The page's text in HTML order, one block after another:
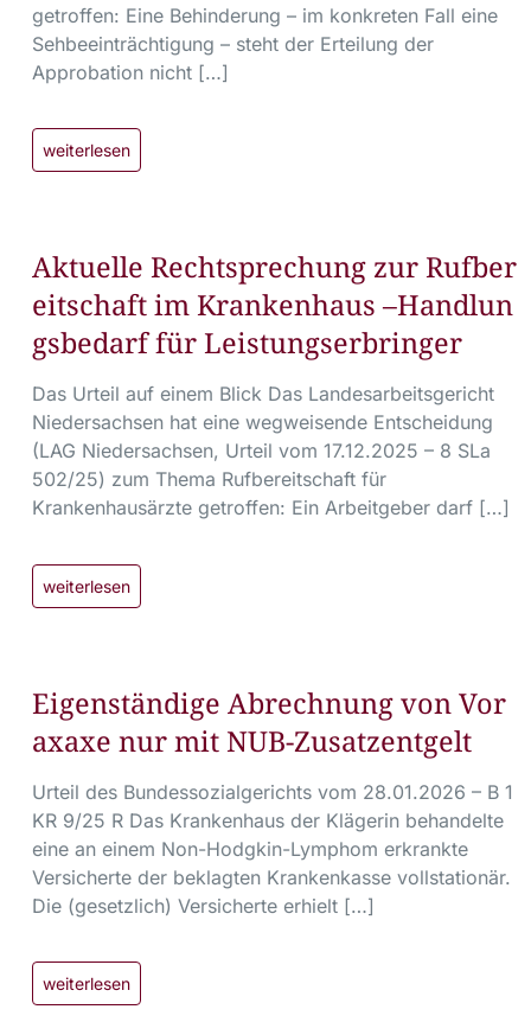
getroffen: Eine Behinderung – im konkreten Fall eine
Sehbeeinträchtigung – steht der Erteilung der
Approbation nicht […]
weiterlesen
Aktuelle Rechtsprechung zur Rufber
eitschaft im Krankenhaus –Handlun
gsbedarf für Leistungserbringer
Das Urteil auf einem Blick Das Landesarbeitsgericht
Niedersachsen hat eine wegweisende Entscheidung
(LAG Niedersachsen, Urteil vom 17.12.2025 – 8 SLa
502/25) zum Thema Rufbereitschaft für
Krankenhausärzte getroffen: Ein Arbeitgeber darf […]
weiterlesen
Eigenständige Abrechnung von Vor
axaxe nur mit NUB-Zusatzentgelt
Urteil des Bundessozialgerichts vom 28.01.2026 – B 1
KR 9/25 R Das Krankenhaus der Klägerin behandelte
eine an einem Non-Hodgkin-Lymphom erkrankte
Versicherte der beklagten Krankenkasse vollstationär.
Die (gesetzlich) Versicherte erhielt […]
weiterlesen